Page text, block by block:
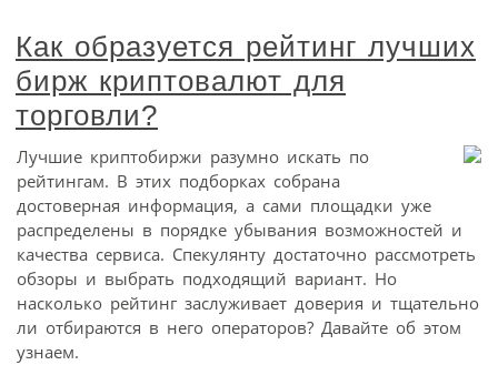
Как образуется рейтинг лучших
бирж криптовалют для
торговли?
Лучшие криптобиржи разумно искать по
рейтингам. В этих подборках собрана
достоверная информация, а сами площадки уже
распределены в порядке убывания возможностей и
качества сервиса. Спекулянту достаточно рассмотреть
обзоры и выбрать подходящий вариант. Но
насколько рейтинг заслуживает доверия и тщательно
ли отбираются в него операторов? Давайте об этом
узнаем.